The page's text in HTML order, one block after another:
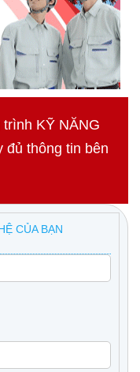
KỸ NĂNG
thông tin bên
CỦA BẠN